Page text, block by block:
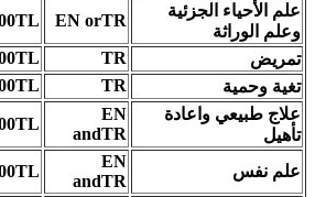
علم الأحياء الجزئية
وعلم الوراثة
EN orTR
تمريض TR
تغية وحمية
TR
علاج طبيعي واعادة
تأهيل
EN
andTR
علم نفس
EN
andTR